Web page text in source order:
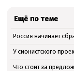
Ещё по теме
Россия начинает
У сионистского
Что стоит за